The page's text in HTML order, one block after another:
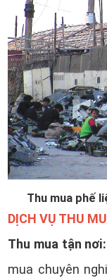
Thu mua phế
DỊCH VỤ THU
Thu mua tận nơi:
mua chuyên